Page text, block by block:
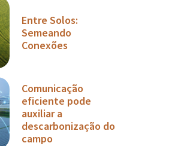
Entre Solos:
Semeando
Conexões
Comunicação
eficiente pode
auxiliar a
descarbonização do
campo